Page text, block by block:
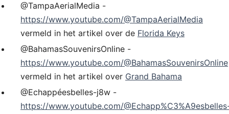
@TampaAerialMedia -
https://www.youtube.com/@TampaAerialMedia
vermeld in het artikel over de Florida Keys
@BahamasSouvenirsOnline -
https://www.youtube.com/@BahamasSouvenirsOnline
vermeld in het artikel over Grand Bahama
@Echappéesbelles-j8w -
https://www.youtube.com/